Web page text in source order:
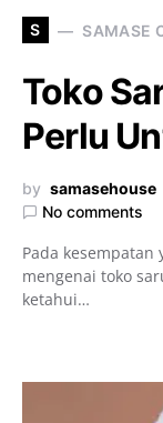
S SAMASE
Toko
Perlu
by samasehouse
No comments
Pada
mengenai toko
ketahui…